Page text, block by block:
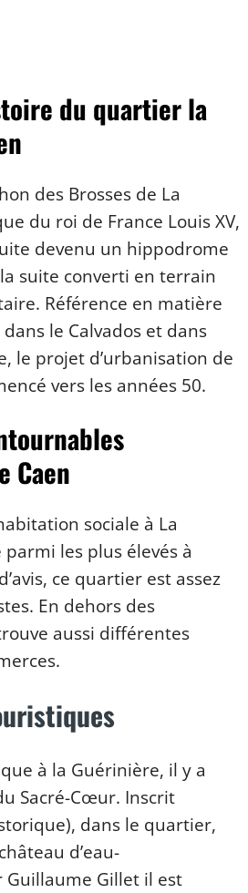
du quartier la
des Brosses de La
du roi de France Louis XV,
devenu un hippodrome
suite converti en terrain
Référence en matière
le Calvados et dans
le projet d’urbanisation de
vers les années 50.
Caen
sociale à La
les plus élevés à
ce quartier est assez
En dehors des
aussi différentes
à la Guérinière, il y a
Sacré-Cœur. Inscrit
dans le quartier,
d’eau-
Guillaume Gillet il est